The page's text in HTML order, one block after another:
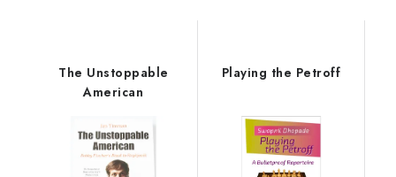
The Unstoppable
American
Playing the Petroff